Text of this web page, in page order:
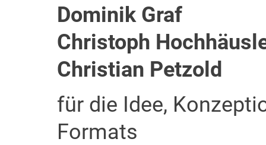
Dominik Graf
Christoph
Christian Petzold
für die Idee,
Formats